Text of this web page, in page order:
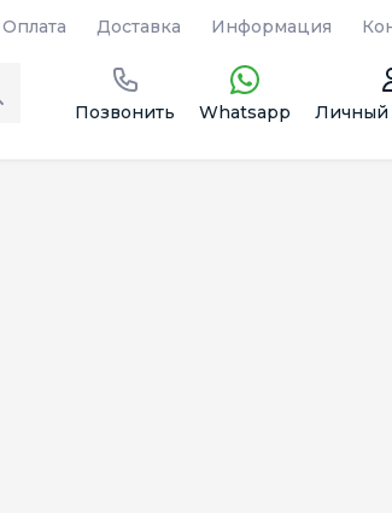
Оплата Доставка Информация
Позвонить Whatsapp Личный